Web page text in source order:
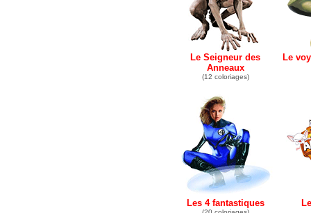
Le Seigneur des
Anneaux
(12 coloriages)
Le
Les 4 fantastiques